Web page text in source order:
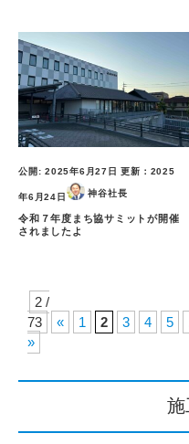
公開: 2025年6月27日 更新： 2025
年6月24日 神谷社長
令和７年度まち協サミットが開催
されましたよ
2 /
73
« 1 2 3 4 5
»
施